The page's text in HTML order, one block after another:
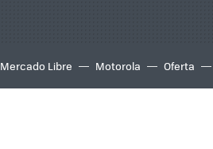
Mercado Libre Motorola Oferta